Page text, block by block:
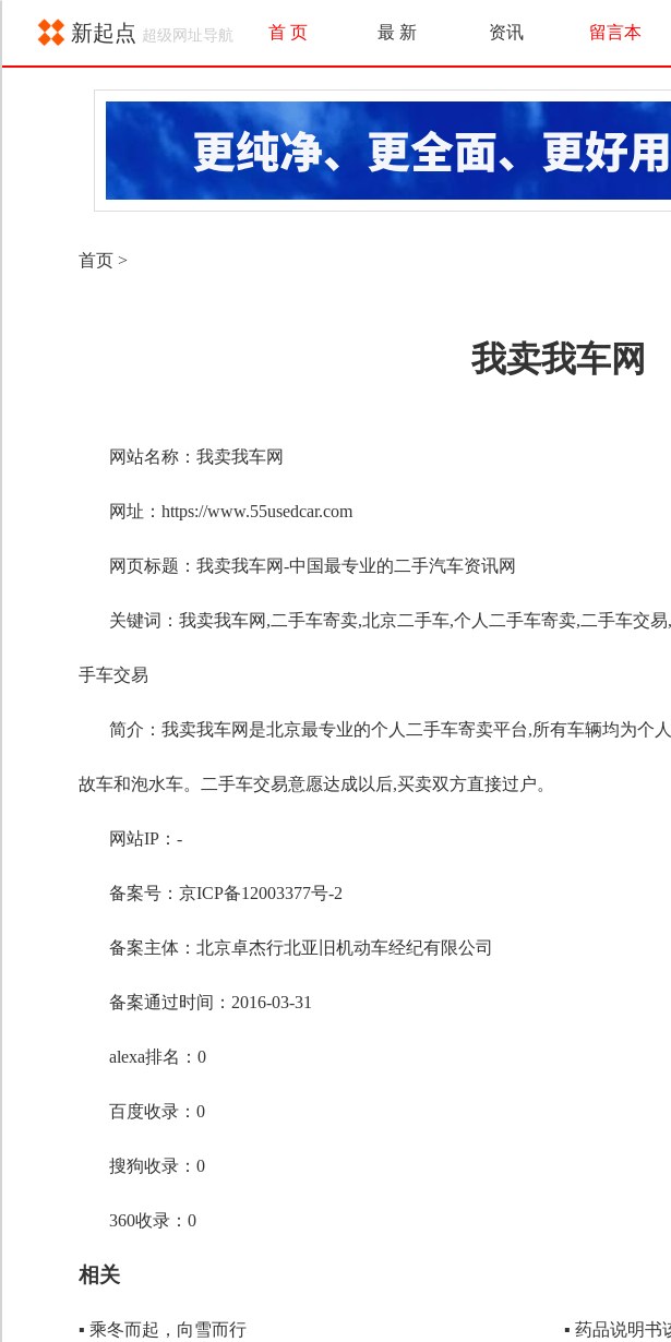
新起点 超级网址导航 首 页 最 新 资讯 留言本
首页 >
我卖我车网
网站名称：我卖我车网
网址：https://www.55usedcar.com
网页标题：我卖我车网-中国最专业的二手汽车资讯网
关键词： 我卖我车网 ,二手车寄卖,北京二手车,个人二手车寄卖,二手车交易,
手车交易
简介：我卖我车网是北京最专业的个人二手车寄卖平台,所有车辆均为个
故车和泡水车。二手车交易意愿达成以后,买卖双方直接过户。
网站IP：-
备案号：京ICP备12003377号-2
备案主体：北京卓杰行北亚旧机动车经纪有限公司
备案通过时间：2016-03-31
alexa排名：0
百度收录：0
搜狗收录：0
360收录：0
相关
▪ 乘冬而起，向雪而行 ▪ 药品说明书